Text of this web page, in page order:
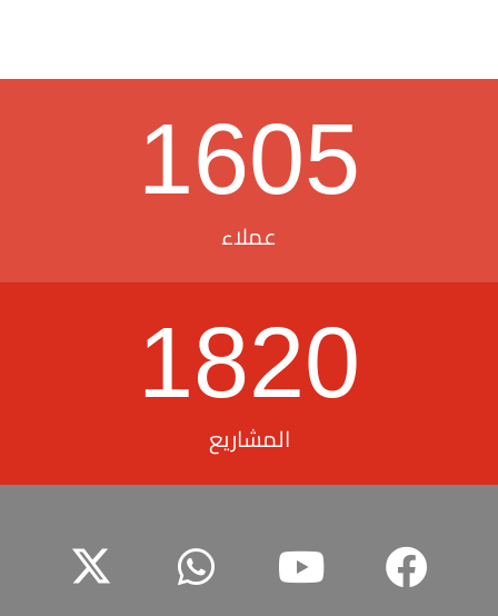
1605
عملاء
1820
المشاريع